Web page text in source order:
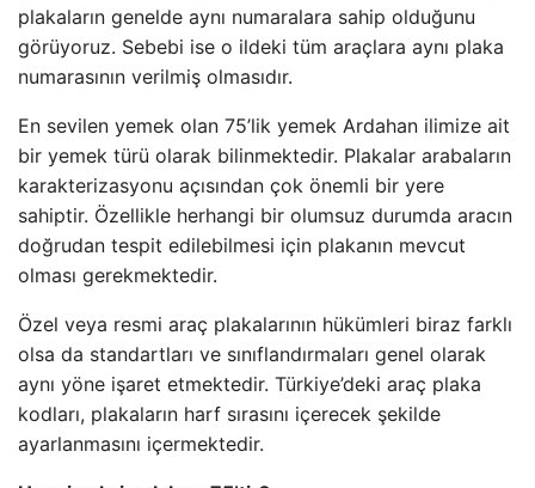
plakaların genelde aynı numaralara sahip olduğunu
görüyoruz. Sebebi ise o ildeki tüm araçlara aynı plaka
numarasının verilmiş olmasıdır.
En sevilen yemek olan 75’lik yemek Ardahan ilimize ait
bir yemek türü olarak bilinmektedir. Plakalar arabaların
karakterizasyonu açısından çok önemli bir yere
sahiptir. Özellikle herhangi bir olumsuz durumda aracın
doğrudan tespit edilebilmesi için plakanın mevcut
olması gerekmektedir.
Özel veya resmi araç plakalarının hükümleri biraz farklı
olsa da standartları ve sınıflandırmaları genel olarak
aynı yöne işaret etmektedir. Türkiye’deki araç plaka
kodları, plakaların harf sırasını içerecek şekilde
ayarlanmasını içermektedir.